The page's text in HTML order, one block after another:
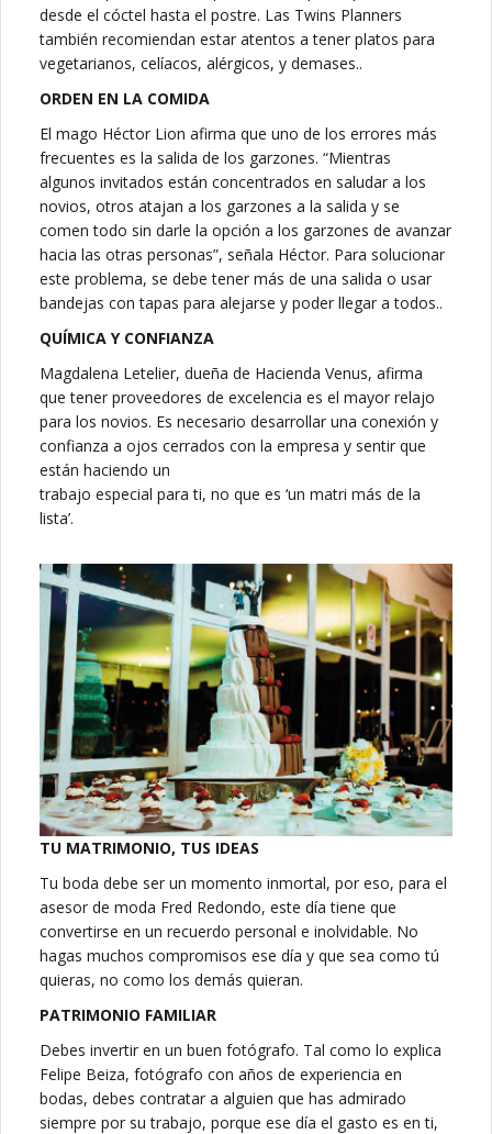
desde el cóctel hasta el postre. Las Twins Planners
también recomiendan estar atentos a tener platos para
vegetarianos, celíacos, alérgicos, y demases..
ORDEN EN LA COMIDA
El mago Héctor Lion afirma que uno de los errores más
frecuentes es la salida de los garzones. “Mientras
algunos invitados están concentrados en saludar a los
novios, otros atajan a los garzones a la salida y se
comen todo sin darle la opción a los garzones de avanzar
hacia las otras personas”, señala Héctor. Para solucionar
este problema, se debe tener más de una salida o usar
bandejas con tapas para alejarse y poder llegar a todos..
QUÍMICA Y CONFIANZA
Magdalena Letelier, dueña de Hacienda Venus, afirma
que tener proveedores de excelencia es el mayor relajo
para los novios. Es necesario desarrollar una conexión y
confianza a ojos cerrados con la empresa y sentir que
están haciendo un
trabajo especial para ti, no que es ‘un matri más de la
lista’.
TU MATRIMONIO, TUS IDEAS
Tu boda debe ser un momento inmortal, por eso, para el
asesor de moda Fred Redondo, este día tiene que
convertirse en un recuerdo personal e inolvidable. No
hagas muchos compromisos ese día y que sea como tú
quieras, no como los demás quieran.
PATRIMONIO FAMILIAR
Debes invertir en un buen fotógrafo. Tal como lo explica
Felipe Beiza, fotógrafo con años de experiencia en
bodas, debes contratar a alguien que has admirado
siempre por su trabajo, porque ese día el gasto es en ti,